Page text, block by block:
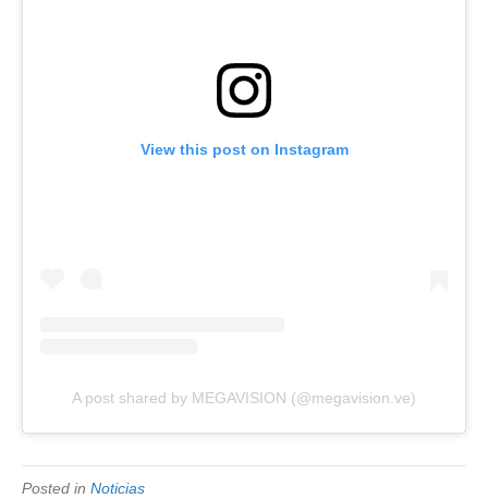
View this post on Instagram
A post shared by MEGAVISION (@megavision.ve)
Posted in Noticias